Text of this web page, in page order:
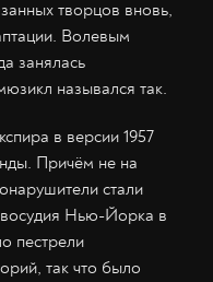
творцов вновь,
Волевым
занялась
назывался так.
в версии 1957
Причём не на
стали
Нью-Йорка в
пестрели
так что было